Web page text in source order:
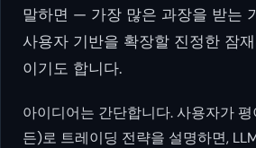
말하면 — 가장 많은 과장을 받는
사용자 기반을 확장할 진정한 잠
이기도 합니다.
아이디어는 간단합니다. 사용자가
든)로 트레이딩 전략을 설명하면,